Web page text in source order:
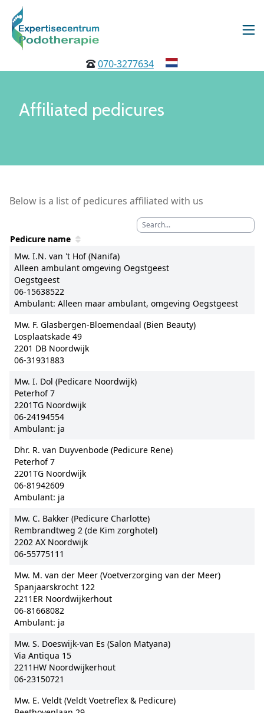
070-3277634
Affiliated pedicures
Below is a list of pedicures affiliated with us
Pedicure name
Mw. I.N. van 't Hof (Nanifa)
Alleen ambulant omgeving Oegstgeest
Oegstgeest
06-15638522
Ambulant: Alleen maar ambulant, omgeving Oegstgeest
Mw. F. Glasbergen-Bloemendaal (Bien Beauty)
Losplaatskade 49
2201 DB Noordwijk
06-31931883
Mw. I. Dol (Pedicare Noordwijk)
Peterhof 7
2201TG Noordwijk
06-24194554
Ambulant: ja
Dhr. R. van Duyvenbode (Pedicure Rene)
Peterhof 7
2201TG Noordwijk
06-81942609
Ambulant: ja
Mw. C. Bakker (Pedicure Charlotte)
Rembrandtweg 2 (de Kim zorghotel)
2202 AX Noordwijk
06-55775111
Mw. M. van der Meer (Voetverzorging van der Meer)
Spanjaarskrocht 122
2211ER Noordwijkerhout
06-81668082
Ambulant: ja
Mw. S. Doeswijk-van Es (Salon Matyana)
Via Antiqua 15
2211HW Noordwijkerhout
06-23150721
Mw. E. Veldt (Veldt Voetreflex & Pedicure)